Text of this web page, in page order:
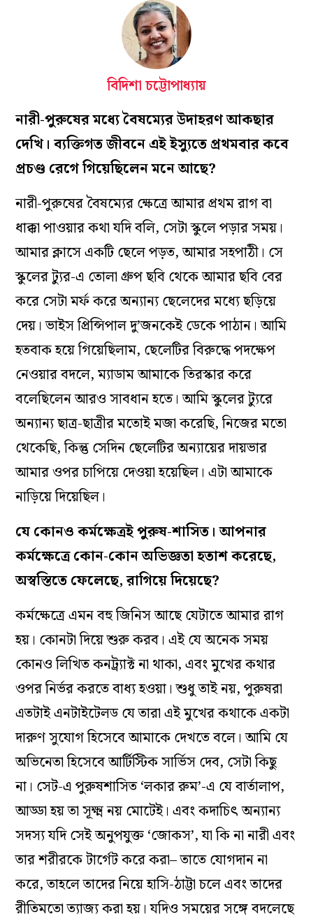
বিদিশা চট্টোপাধ্যায়
নারী-পুরুষের মধ‌্যে বৈষম‌্যের উদাহরণ আকছার
দেখি। ব‌্যক্তিগত জীবনে এই ইস‌্যুতে প্রথমবার কবে
প্রচণ্ড রেগে গিয়েছিলেন মনে আছে?
নারী-পুরুষের বৈষম‌্যের ক্ষেত্রে আমার প্রথম রাগ বা
ধাক্কা পাওয়ার কথা যদি বলি, সেটা স্কুলে পড়ার সময়।
আমার ক্লাসে একটি ছেলে পড়ত, আমার সহপাঠী। সে
স্কুলের ট‌্যুর-এ তোলা গ্রুপ ছবি থেকে আমার ছবি বের
করে সেটা মর্ফ করে অন‌্যান‌্য ছেলেদের মধ‌্যে ছড়িয়ে
দেয়। ভাইস প্রিন্সিপাল দু’জনকেই ডেকে পাঠান। আমি
হতবাক হয়ে গিয়েছিলাম, ছেলেটির বিরুদ্ধে পদক্ষেপ
নেওয়ার বদলে, ম‌্যাডাম আমাকে তিরস্কার করে
বলেছিলেন আরও সাবধান হতে। আমি স্কুলের ট‌্যুরে
অন‌্যান‌্য ছাত্র-ছাত্রীর মতোই মজা করেছি, নিজের মতো
থেকেছি, কিন্তু সেদিন ছেলেটির অন‌্যায়ের দায়ভার
আমার ওপর চাপিয়ে দেওয়া হয়েছিল। এটা আমাকে
নাড়িয়ে দিয়েছিল।
যে কোনও কর্মক্ষেত্রই পুরুষ-শাসিত। আপনার
কর্মক্ষেত্রে কোন-কোন অভিজ্ঞতা হতাশ করেছে,
অস্বস্তিতে ফেলেছে, রাগিয়ে দিয়েছে?
কর্মক্ষেত্রে এমন বহু জিনিস আছে যেটাতে আমার রাগ
হয়। কোনটা দিয়ে শুরু করব। এই যে অনেক সময়
কোনও লিখিত কনট্র‌্যাক্ট না থাকা, এবং মুখের কথার
ওপর নির্ভর করতে বাধ‌্য হওয়া। শুধু তাই নয়, পুরুষরা
এতটাই এনটাইটেলড যে তারা এই মুখের কথাকে একটা
দারুণ সুযোগ হিসেবে আমাকে দেখতে বলে। আমি যে
অভিনেতা হিসেবে আর্টিস্টিক সার্ভিস দেব, সেটা কিছু
না। সেট-এ পুরুষশাসিত ‘লকার রুম’-এ যে বার্তালাপ,
আড্ডা হয় তা সূক্ষ্ম নয় মোটেই। এবং কদাচিৎ অন‌্যান‌্য
সদস‌্য যদি সেই অনুপযুক্ত ‘জোকস’, যা কি না নারী এবং
তার শরীরকে টার্গেট করে করা– তাতে যোগদান না
করে, তাহলে তাদের নিয়ে হাসি-ঠাট্টা চলে এবং তাদের
রীতিমতো ত‌্যাজ‌্য করা হয়। যদিও সময়ের সঙ্গে বদলেছে